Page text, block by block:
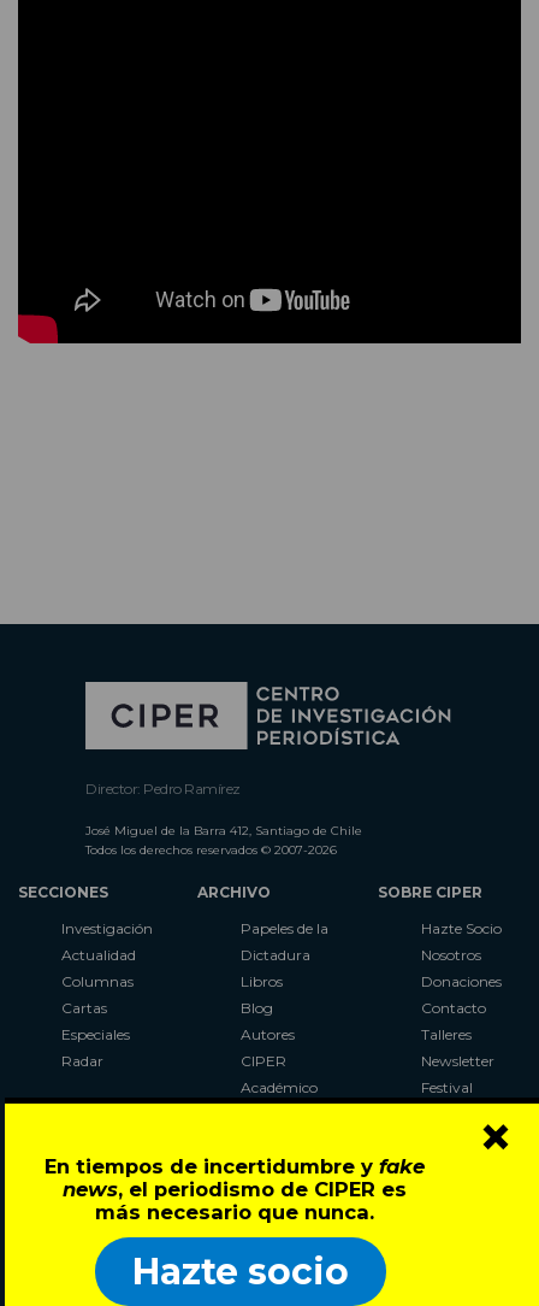
En tiempos de incertidumbre y fake
news, el periodismo de CIPER es
más necesario que nunca.
Hazte socio
×
Director: Pedro Ramírez
José Miguel de la Barra 412, Santiago de Chile
Todos los derechos reservados © 2007-2026
SECCIONES
Investigación
Actualidad
Columnas
Cartas
Especiales
Radar
ARCHIVO
Papeles de la
Dictadura
Libros
Blog
Autores
CIPER
Académico
Al Plebiscito
con CIPER
SOBRE CIPER
Hazte Socio
Nosotros
Donaciones
Contacto
Talleres
Newsletter
Festival